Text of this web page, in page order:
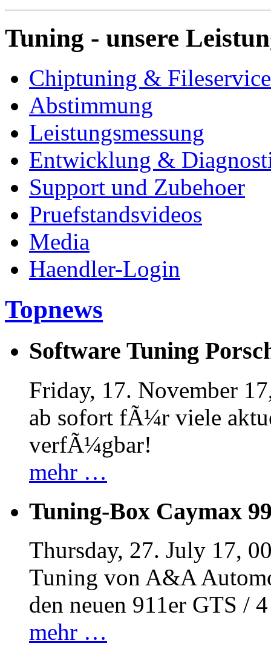
Tuning - unsere
Chiptuning & Fileservice
Abstimmung
Leistungsmessung
Entwicklung &
Support und Zubehoer
Pruefstandsvideos
Media
Haendler-Login
Topnews
Software Tuning
Friday, 17. November
ab sofort fÃ¼r viele
verfÃ¼gbar!
mehr …
Tuning-Box Caymax
Thursday, 27. July 17,
Tuning von A&A
den neuen 911er GTS /
mehr …